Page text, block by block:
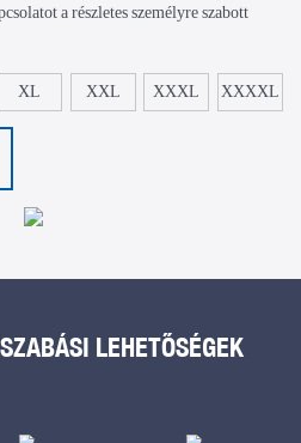
a részletes személyre szabott
XL XXL XXXL XXXXL
LEHETŐSÉGEK